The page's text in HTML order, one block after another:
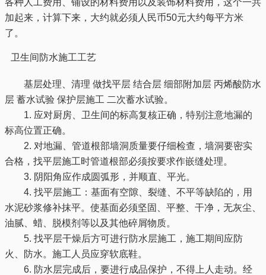
加起来，计算下来，大约就必须人民币50元大约每平方米
了。
卫生间防水施工工艺
基层处理、清理 做找平层 结合层 细部附加层 丙烯酸防水
层 蓄水试验 保护层施工 二次蓄水试验。
1. 应对厨房、卫生间的标高复核正确，特别注意地漏的
标高位置正确。
2. 对地漏、管道根部墙洞质量要仔细检查，墙洞要密实
合格，找平层施工时管道根部必须按要求作嵌缝处理。
3. 阴阳角应作成圆弧形，并顺直、平光。
4. 找平层施工：基面有空隙、裂缝、不平等缺陷的，用
水泥砂浆修补抹平。使基面必须坚固、平整、干净，无灰尘、
油腻、蜡、脱模剂等以及其他碎屑物质。
5. 找平层干燥后方可进行防水层施工，施工期间应防
火、防水。施工人员应穿软底鞋。
6. 防水层完成后，要进行成品保护，不得上人走动。经